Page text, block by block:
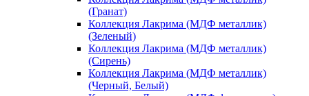
(Гранат)
Коллекция Лакрима (МДФ металлик)
(Зеленый)
Коллекция Лакрима (МДФ металлик)
(Сирень)
Коллекция Лакрима (МДФ металлик)
(Черный, Белый)